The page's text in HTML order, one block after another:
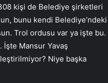
308 kişi de Belediye şirketleri
bunu kendi Belediye’ndeki
Trol ordusu var ya işte bu.
İşte Mansur Yavaş
Niye başka